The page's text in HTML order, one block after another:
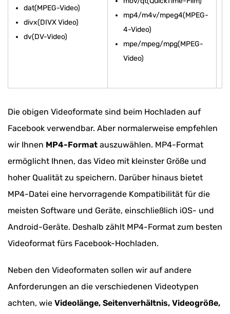
dat(MPEG-Video)
divx(DIVX Video)
dv(DV-Video)
mp4/m4v/mpeg4(MPEG-
4-Video)
mpe/mpeg/mpg(MPEG-
Video)
Die obigen Videoformate sind beim Hochladen auf
Facebook verwendbar. Aber normalerweise empfehlen
wir Ihnen MP4-Format auszuwählen. MP4-Format
ermöglicht Ihnen, das Video mit kleinster Größe und
hoher Qualität zu speichern. Darüber hinaus bietet
MP4-Datei eine hervorragende Kompatibilität für die
meisten Software und Geräte, einschließlich iOS- und
Android-Geräte. Deshalb zählt MP4-Format zum besten
Videoformat fürs Facebook-Hochladen.
Neben den Videoformaten sollen wir auf andere
Anforderungen an die verschiedenen Videotypen
achten, wie Videolänge, Seitenverhältnis, Videogröße,